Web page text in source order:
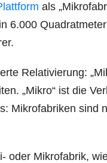
als
6.000
Relativierung:
„Mikro“ ist die
Mikrofabriken sind
oder Mikrofabrik,